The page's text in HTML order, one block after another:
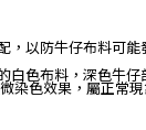
，以防牛仔布料可能
白色布料，深色牛
染色效果，屬正常